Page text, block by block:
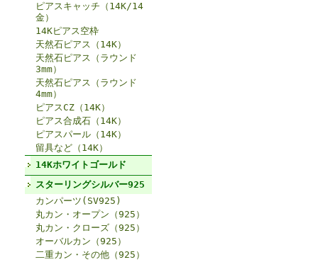
ピアスキャッチ（14K/14
金）
14Kピアス空枠
天然石ピアス（14K）
天然石ピアス（ラウンド
3mm）
天然石ピアス（ラウンド
4mm）
ピアスCZ（14K）
ピアス合成石（14K）
ピアスパール（14K）
留具など（14K）
14Kホワイトゴールド
スターリングシルバー925
カンパーツ(SV925)
丸カン・オープン（925）
丸カン・クローズ（925）
オーバルカン（925）
二重カン・その他（925）